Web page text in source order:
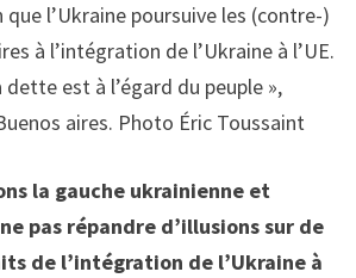
l’Ukraine poursuive les (contre-)
à l’intégration de l’Ukraine à l’UE.
dette est à l’égard du peuple »,
aires. Photo Éric Toussaint
la gauche ukrainienne et
pas répandre d’illusions sur de
de l’intégration de l’Ukraine à